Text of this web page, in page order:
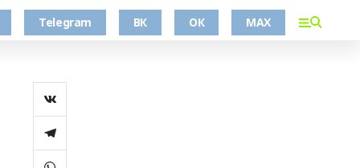
Telegram ВК ОК MAX